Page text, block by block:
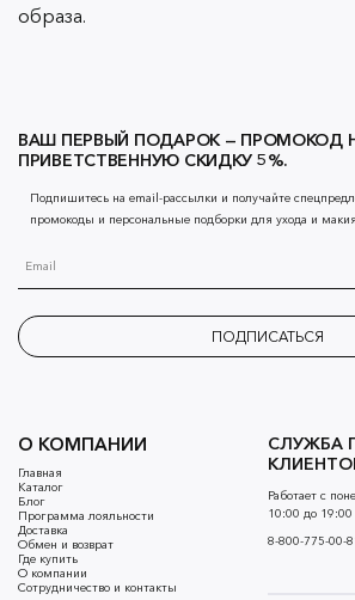
образа.
О КОМПАНИИ
Главная
Каталог
Блог
Программа лояльности
Доставка
Обмен и возврат
Где купить
О компании
Сотрудничество и контакты
СЛУЖБА
Работает с
10:00 до 19:00
8-800-775-00-
ВАШ ПЕРВЫЙ ПОДАРОК — ПРОМОКОД
ПРИВЕТСТВЕННУЮ СКИДКУ 5%.
Подпишитесь на email-рассылки и получайте
промокоды и персональные подборки для ухода и
ПОДПИСАТЬСЯ